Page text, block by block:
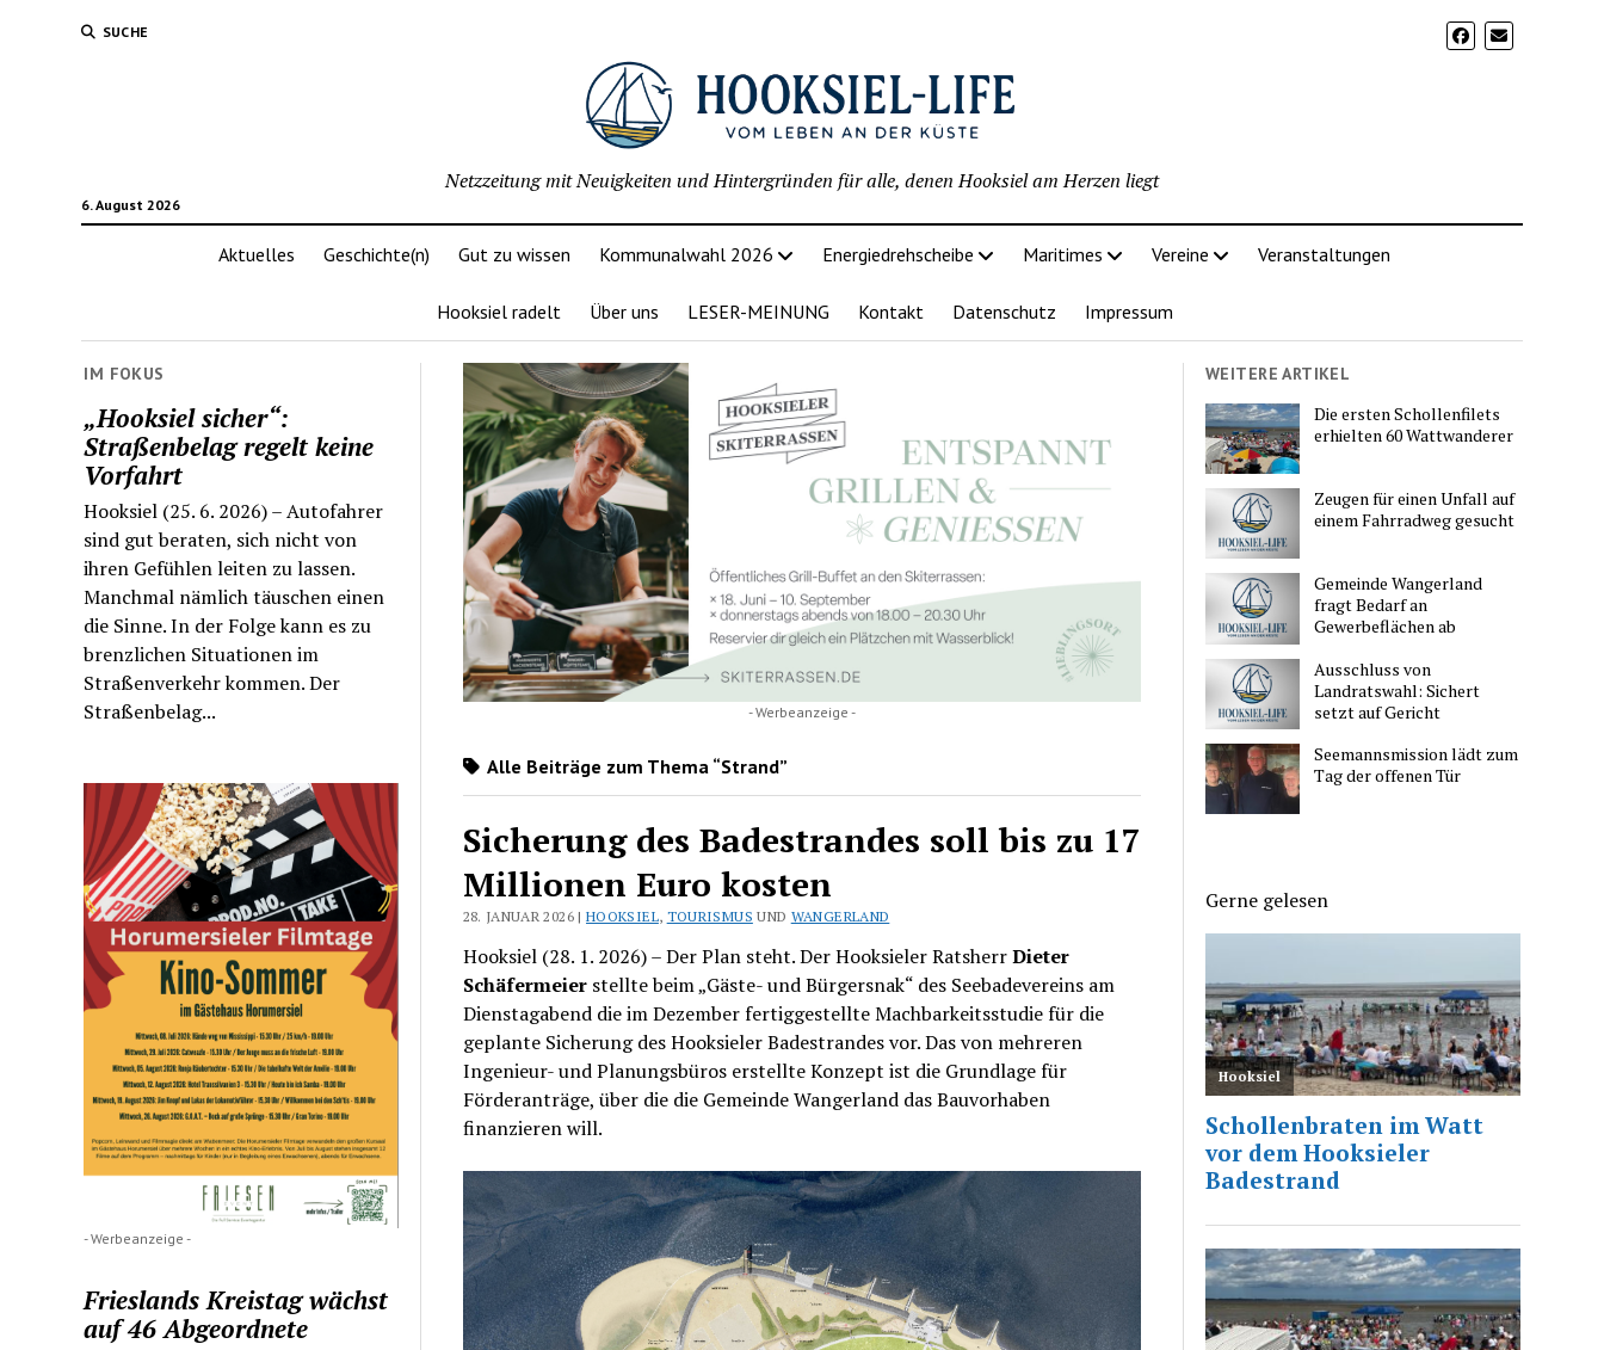
SUCHE
6. August 2026
Netzzeitung mit Neuigkeiten und Hintergründen für alle, denen Hooksiel am Herzen liegt
Aktuelles Geschichte(n) Gut zu wissen Kommunalwahl 2026 Energiedrehscheibe Maritimes Vereine Veranstaltungen
Hooksiel radelt Über uns LESER-MEINUNG Kontakt Datenschutz Impressum
IM FOKUS
„Hooksiel sicher“:
Straßenbelag regelt keine
Vorfahrt
Hooksiel (25. 6. 2026) – Autofahrer
sind gut beraten, sich nicht von
ihren Gefühlen leiten zu lassen.
Manchmal nämlich täuschen einen
die Sinne. In der Folge kann es zu
brenzlichen Situationen im
Straßenverkehr kommen. Der
Straßenbelag...
- Werbeanzeige -
Frieslands Kreistag wächst
auf 46 Abgeordnete
- Werbeanzeige -
Alle Beiträge zum Thema “Strand”
Sicherung des Badestrandes soll bis zu 17
Millionen Euro kosten
28. JANUAR 2026 |HOOKSIEL, TOURISMUS UND WANGERLAND
Hooksiel (28. 1. 2026) – Der Plan steht. Der Hooksieler RatsherrDieter
Schäfermeier stellte beim „Gäste- und Bürgersnak“ des Seebadevereins am
Dienstagabend die im Dezember fertiggestellte Machbarkeitsstudie für die
geplante Sicherung des Hooksieler Badestrandes vor. Das von mehreren
Ingenieur- und Planungsbüros erstellte Konzept ist die Grundlage für
Förderanträge, über die die Gemeinde Wangerland das Bauvorhaben
finanzieren will.
WEITERE ARTIKEL
Die ersten Schollenfilets
erhielten 60 Wattwanderer
Zeugen für einen Unfall auf
einem Fahrradweg gesucht
Gemeinde Wangerland
fragt Bedarf an
Gewerbeflächen ab
Ausschluss von
Landratswahl: Sichert
setzt auf Gericht
Seemannsmission lädt zum
Tag der offenen Tür
Gerne gelesen